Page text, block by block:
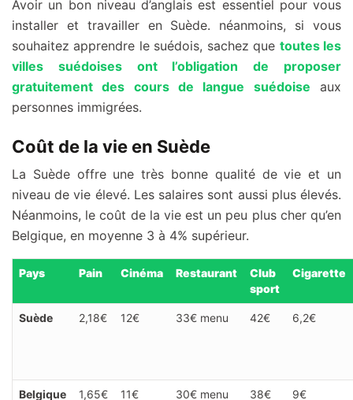
Avoir un bon niveau d’anglais est essentiel pour vous
installer et travailler en Suède. néanmoins, si vous
souhaitez apprendre le suédois, sachez que toutes les
villes suédoises ont l’obligation de proposer
gratuitement des cours de langue suédoise aux
personnes immigrées.
Coût de la vie en Suède
La Suède offre une très bonne qualité de vie et un
niveau de vie élevé. Les salaires sont aussi plus élevés.
Néanmoins, le coût de la vie est un peu plus cher qu’en
Belgique, en moyenne 3 à 4% supérieur.
Pays Pain Cinéma Restaurant
Club
sport
Cigarette
Suède 2,18€ 12€ 33€ menu 42€ 6,2€
Belgique 1,65€ 11€ 30€ menu 38€ 9€